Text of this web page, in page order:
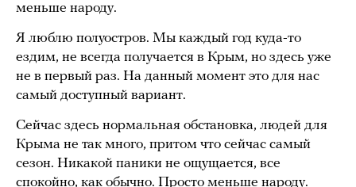
меньше народу.
Я люблю полуостров. Мы каждый год куда-то
ездим, не всегда получается в Крым, но здесь уже
не в первый раз. На данный момент это для нас
самый доступный вариант.
Сейчас здесь нормальная обстановка, людей для
Крыма не так много, притом что сейчас самый
сезон. Никакой паники не ощущается, все
спокойно, как обычно. Просто меньше народу.